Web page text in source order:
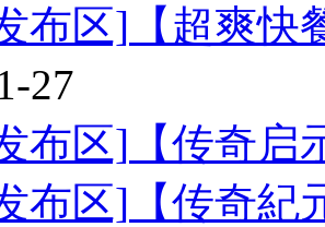
布区] 【超爽
27
布区] 【传奇
布区] 【传奇